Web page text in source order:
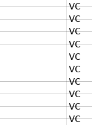
VC
VC
VC
VC
VC
VC
VC
VC
VC
VC